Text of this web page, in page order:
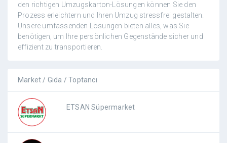
den richtigen Umzugskarton-Lösungen können Sie den
Prozess erleichtern und Ihren Umzug stressfrei gestalten.
Unsere umfassenden Lösungen bieten alles, was Sie
benötigen, um Ihre persönlichen Gegenstände sicher und
effizient zu transportieren.
Market / Gıda / Toptancı
ETSAN Süpermarket